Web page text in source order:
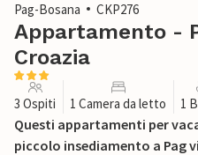
Pag-Bosana
CKP276
Appartamento -
Croazia
3 Ospiti 1 Camera da letto 1
Questi appartamenti per
piccolo insediamento a Pag